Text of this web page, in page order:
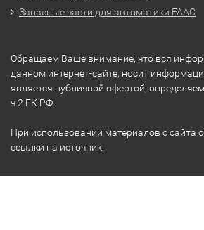
Запасные части для автоматики FAAC
Обращаем Ваше внимание, что вся
данном интернет-сайте, носит
является публичной офертой,
ч.2 ГК РФ.
При использовании материалов с сайта
ссылки на источник.